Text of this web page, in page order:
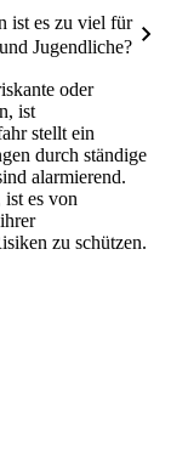
chevron_right
ist es zu viel für
Jugendliche?
oder
ist
stellt ein
durch ständige
alarmierend.
es von
zu schützen.